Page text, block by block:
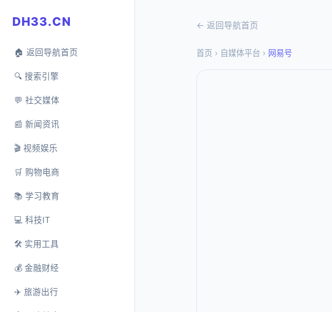
DH33.CN
🏠 返回导航首页
🔍 搜索引擎
💬 社交媒体
📰 新闻资讯
🎬 视频娱乐
🛒 购物电商
📚 学习教育
💻 科技IT
🛠️ 实用工具
💰 金融财经
✈️ 旅游出行
← 返回导航首页
首页 › 自媒体平台 › 网易号